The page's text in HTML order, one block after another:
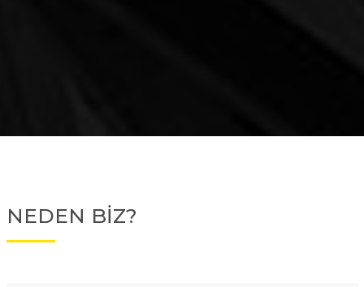
NEDEN BİZ?